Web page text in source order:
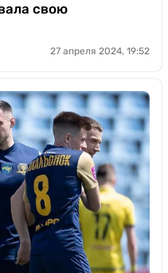
свою
27 апреля 2024, 19:52